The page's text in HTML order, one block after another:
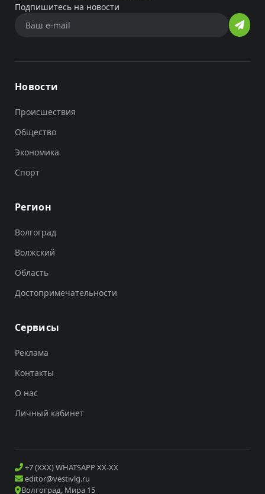
Подпишитесь на новости
Новости
Происшествия
Общество
Экономика
Спорт
Регион
Волгоград
Волжский
Область
Достопримечательности
Сервисы
Реклама
Контакты
О нас
Личный кабинет
+7 (XXX) WHATSAPP XX-XX
editor@vestivlg.ru
Волгоград, Мира 15